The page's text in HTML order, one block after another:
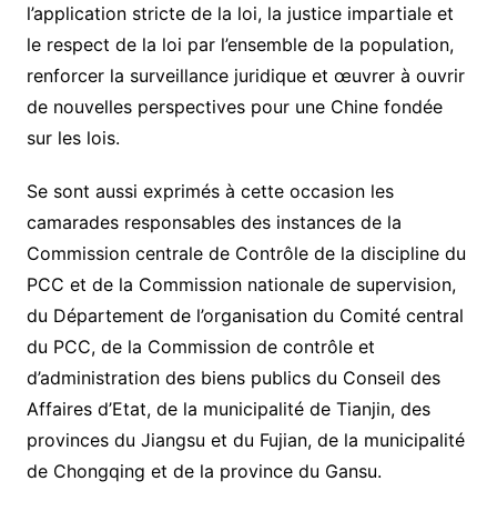
l’application stricte de la loi, la justice impartiale et
le respect de la loi par l’ensemble de la population,
renforcer la surveillance juridique et œuvrer à ouvrir
de nouvelles perspectives pour une Chine fondée
sur les lois.
Se sont aussi exprimés à cette occasion les
camarades responsables des instances de la
Commission centrale de Contrôle de la discipline du
PCC et de la Commission nationale de supervision,
du Département de l’organisation du Comité central
du PCC, de la Commission de contrôle et
d’administration des biens publics du Conseil des
Affaires d’Etat, de la municipalité de Tianjin, des
provinces du Jiangsu et du Fujian, de la municipalité
de Chongqing et de la province du Gansu.